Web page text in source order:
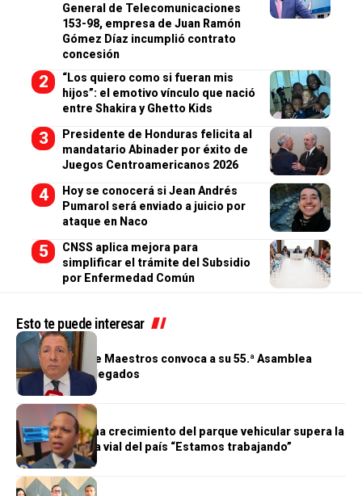
General de Telecomunicaciones
153-98, empresa de Juan Ramón
Gómez Díaz incumplió contrato
concesión
“Los quiero como si fueran mis
hijos”: el emotivo vínculo que nació
entre Shakira y Ghetto Kids
Presidente de Honduras felicita al
mandatario Abinader por éxito de
Juegos Centroamericanos 2026
Hoy se conocerá si Jean Andrés
Pumarol será enviado a juicio por
ataque en Naco
CNSS aplica mejora para
simplificar el trámite del Subsidio
por Enfermedad Común
Esto te puede interesar
GENERALES
Cooperativa de Maestros convoca a su 55.ª Asamblea
General de Delegados
GENERALES
Morrison afirma crecimiento del parque vehicular supera la
infraestructura vial del país “Estamos trabajando”
GENERALES